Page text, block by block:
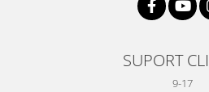
SUPORT
9-17